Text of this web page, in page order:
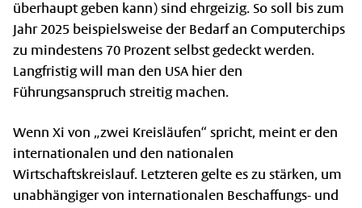
überhaupt geben kann) sind ehrgeizig. So soll bis zum
Jahr 2025 beispielsweise der Bedarf an Computerchips
zu mindestens 70 Prozent selbst gedeckt werden.
Langfristig will man den USA hier den
Führungsan­spruch streitig machen.
Wenn Xi von „zwei Kreisläufen“ spricht, meint er den
internationalen und den nationalen
Wirtschaftskreislauf. Letzteren gelte es zu stärken, um
unabhängiger von internationalen Beschaffungs- und